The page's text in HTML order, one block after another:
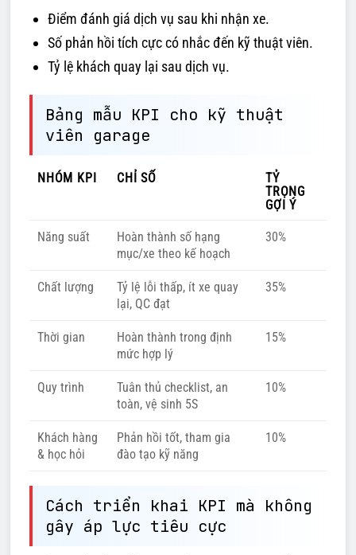
Điểm đánh giá dịch vụ sau khi nhận xe.
Số phản hồi tích cực có nhắc đến kỹ thuật viên.
Tỷ lệ khách quay lại sau dịch vụ.
Bảng mẫu KPI cho kỹ thuật
viên garage
NHÓM KPI CHỈ SỐ
TỶ
TRỌNG
GỢI Ý
Năng suất
Hoàn thành số hạng
mục/xe theo kế hoạch
30%
Chất lượng
Tỷ lệ lỗi thấp, ít xe quay
lại, QC đạt
35%
Thời gian
Hoàn thành trong định
mức hợp lý
15%
Quy trình
Tuân thủ checklist, an
toàn, vệ sinh 5S
10%
Khách hàng
& học hỏi
Phản hồi tốt, tham gia
đào tạo kỹ năng
10%
Cách triển khai KPI mà không
gây áp lực tiêu cực